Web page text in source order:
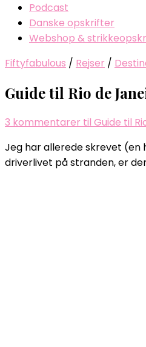
Podcast
Danske opskrifter
Webshop &
Fiftyfabulous / Rejser /
Guide til Rio de
3 kommentarer til Guide til
Jeg har allerede skrevet (en
driverlivet på stranden, er